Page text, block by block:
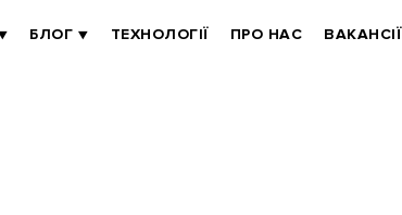
БЛОГ ТЕХНОЛОГІЇ ПРО НАС ВАКАНСІЇ